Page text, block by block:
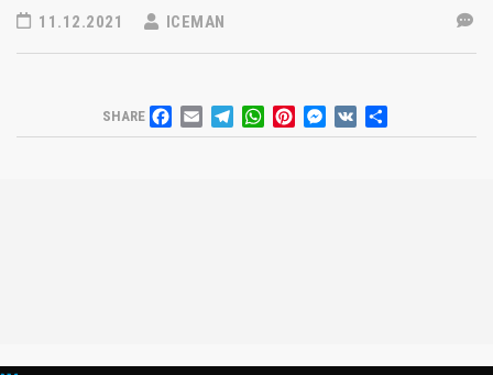
11.12.2021 ICEMAN
SHARE
FACEBOOK
EMAILTELEGRAM
WHATSAPP
PINTEREST
MESSENGER
VK ОТПРАВИТЬ